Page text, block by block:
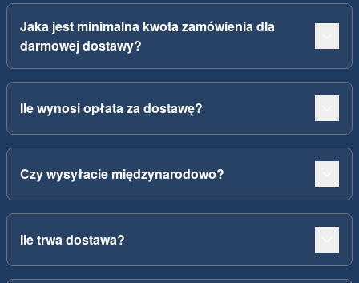
Jaka jest minimalna kwota zamówienia dla
darmowej dostawy?
Ile wynosi opłata za dostawę?
Czy wysyłacie międzynarodowo?
Ile trwa dostawa?